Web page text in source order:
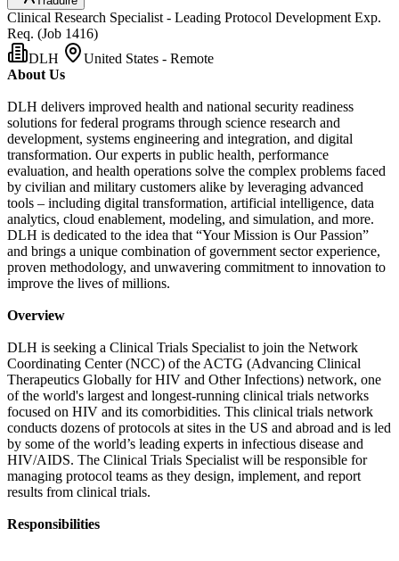
Clinical Research Specialist - Leading Protocol Development Exp.
Req. (Job 1416)
DLH
United States - Remote
About Us
DLH delivers improved health and national security readiness
solutions for federal programs through science research and
development, systems engineering and integration, and digital
transformation. Our experts in public health, performance
evaluation, and health operations solve the complex problems faced
by civilian and military customers alike by leveraging advanced
tools – including digital transformation, artificial intelligence, data
analytics, cloud enablement, modeling, and simulation, and more.
DLH is dedicated to the idea that “Your Mission is Our Passion”
and brings a unique combination of government sector experience,
proven methodology, and unwavering commitment to innovation to
improve the lives of millions.
Overview
DLH is seeking a Clinical Trials Specialist to join the Network
Coordinating Center (NCC) of the ACTG (Advancing Clinical
Therapeutics Globally for HIV and Other Infections) network, one
of the world's largest and longest-running clinical trials networks
focused on HIV and its comorbidities. This clinical trials network
conducts dozens of protocols at sites in the US and abroad and is led
by some of the world’s leading experts in infectious disease and
HIV/AIDS. The Clinical Trials Specialist will be responsible for
managing protocol teams as they design, implement, and report
results from clinical trials.
Responsibilities